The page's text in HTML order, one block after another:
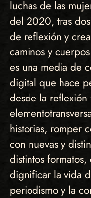
luchas de las
del 2020, tras
de reflexión y
caminos y
es una media de
digital que hace
desde la reflexión
historias, romper
con nuevas y
distintos
dignificar la vida
periodismo y la